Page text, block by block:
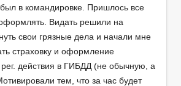
в командировке. Пришлось все
Видать решили на
свои грязные дела и начали мне
страховку и оформление
действия в ГИБДД (не обычную, а
тем, что за час будет